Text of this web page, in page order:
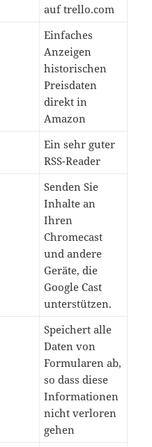
auf trello.com
Einfaches
Anzeigen
historischen
Preisdaten
direkt in
Amazon
Ein sehr guter
RSS-Reader
Senden Sie
Inhalte an
Ihren
Chromecast
und andere
Geräte, die
Google Cast
unterstützen.
Speichert alle
Daten von
Formularen ab,
so dass diese
Informationen
nicht verloren
gehen